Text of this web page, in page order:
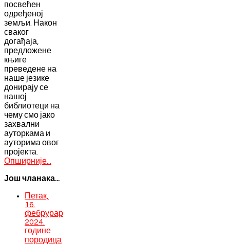
посвећен
одређеној
земљи. Након
сваког
догађаја,
предложене
књиге
преведене на
наше језике
донирају се
нашој
библиотеци на
чему смо јако
захвални
ауторкама и
ауторима овог
пројекта.
Опширније...
Још чланака...
Петак,
16.
фебрурар
2024.
године
породица